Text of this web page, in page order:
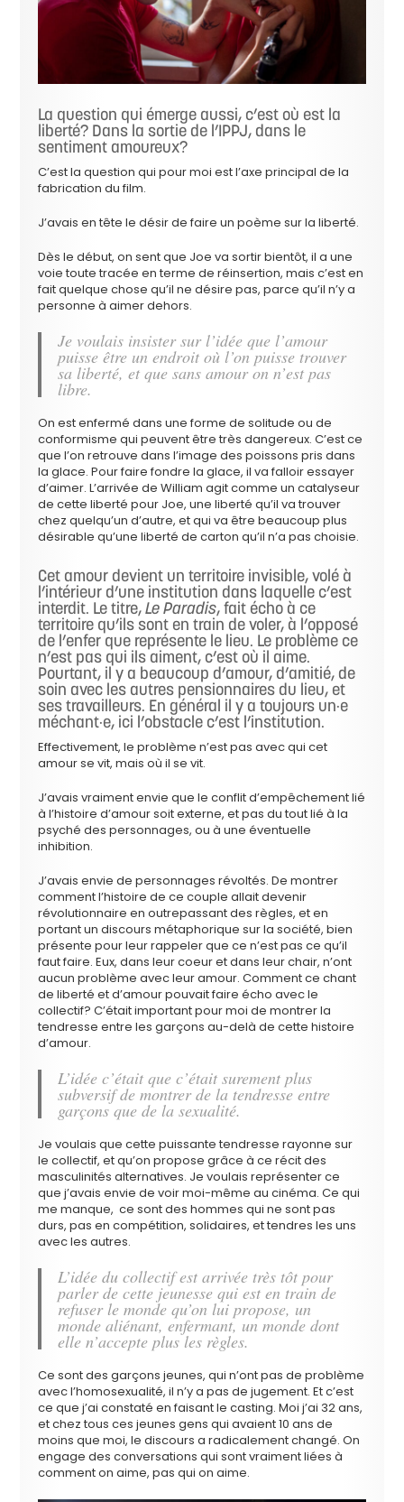
La question qui émerge aussi, c’est où est la
liberté? Dans la sortie de l’IPPJ, dans le
sentiment amoureux?
C’est la question qui pour moi est l’axe principal de la
fabrication du film.
J’avais en tête le désir de faire un poème sur la liberté.
Dès le début, on sent que Joe va sortir bientôt, il a une
voie toute tracée en terme de réinsertion, mais c’est en
fait quelque chose qu’il ne désire pas, parce qu’il n’y a
personne à aimer dehors.
Je voulais insister sur l’idée que l’amour
puisse être un endroit où l’on puisse trouver
sa liberté, et que sans amour on n’est pas
libre.
On est enfermé dans une forme de solitude ou de
conformisme qui peuvent être très dangereux. C’est ce
que l’on retrouve dans l’image des poissons pris dans
la glace. Pour faire fondre la glace, il va falloir essayer
d’aimer. L’arrivée de William agit comme un catalyseur
de cette liberté pour Joe, une liberté qu’il va trouver
chez quelqu’un d’autre, et qui va être beaucoup plus
désirable qu’une liberté de carton qu’il n’a pas choisie.
Cet amour devient un territoire invisible, volé à
l’intérieur d’une institution dans laquelle c’est
interdit. Le titre,Le Paradis, fait écho à ce
territoire qu’ils sont en train de voler, à l’opposé
de l’enfer que représente le lieu. Le problème ce
n’est pas qui ils aiment, c’est où il aime.
Pourtant, il y a beaucoup d’amour, d’amitié, de
soin avec les autres pensionnaires du lieu, et
ses travailleurs. En général il y a toujours un·e
méchant·e, ici l’obstacle c’est l’institution.
Effectivement, le problème n’est pas avec qui cet
amour se vit, mais où il se vit.
J’avais vraiment envie que le conflit d’empêchement lié
à l’histoire d’amour soit externe, et pas du tout lié à la
psyché des personnages, ou à une éventuelle
inhibition.
J’avais envie de personnages révoltés. De montrer
comment l’histoire de ce couple allait devenir
révolutionnaire en outrepassant des règles, et en
portant un discours métaphorique sur la société, bien
présente pour leur rappeler que ce n’est pas ce qu’il
faut faire. Eux, dans leur coeur et dans leur chair, n’ont
aucun problème avec leur amour. Comment ce chant
de liberté et d’amour pouvait faire écho avec le
collectif? C’était important pour moi de montrer la
tendresse entre les garçons au-delà de cette histoire
d’amour.
L’idée c’était que c’était surement plus
subversif de montrer de la tendresse entre
garçons que de la sexualité.
Je voulais que cette puissante tendresse rayonne sur
le collectif, et qu’on propose grâce à ce récit des
masculinités alternatives. Je voulais représenter ce
que j’avais envie de voir moi-même au cinéma. Ce qui
me manque, ce sont des hommes qui ne sont pas
durs, pas en compétition, solidaires, et tendres les uns
avec les autres.
L’idée du collectif est arrivée très tôt pour
parler de cette jeunesse qui est en train de
refuser le monde qu’on lui propose, un
monde aliénant, enfermant, un monde dont
elle n’accepte plus les règles.
Ce sont des garçons jeunes, qui n’ont pas de problème
avec l’homosexualité, il n’y a pas de jugement. Et c’est
ce que j’ai constaté en faisant le casting. Moi j’ai 32 ans,
et chez tous ces jeunes gens qui avaient 10 ans de
moins que moi, le discours a radicalement changé. On
engage des conversations qui sont vraiment liées à
comment on aime, pas qui on aime.